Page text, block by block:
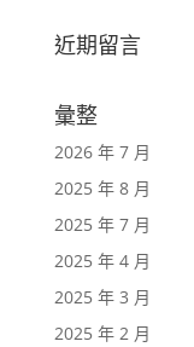
近期留言
彙整
2026 年 7 月
2025 年 8 月
2025 年 7 月
2025 年 4 月
2025 年 3 月
2025 年 2 月